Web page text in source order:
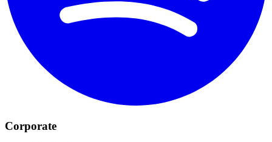
Corporate